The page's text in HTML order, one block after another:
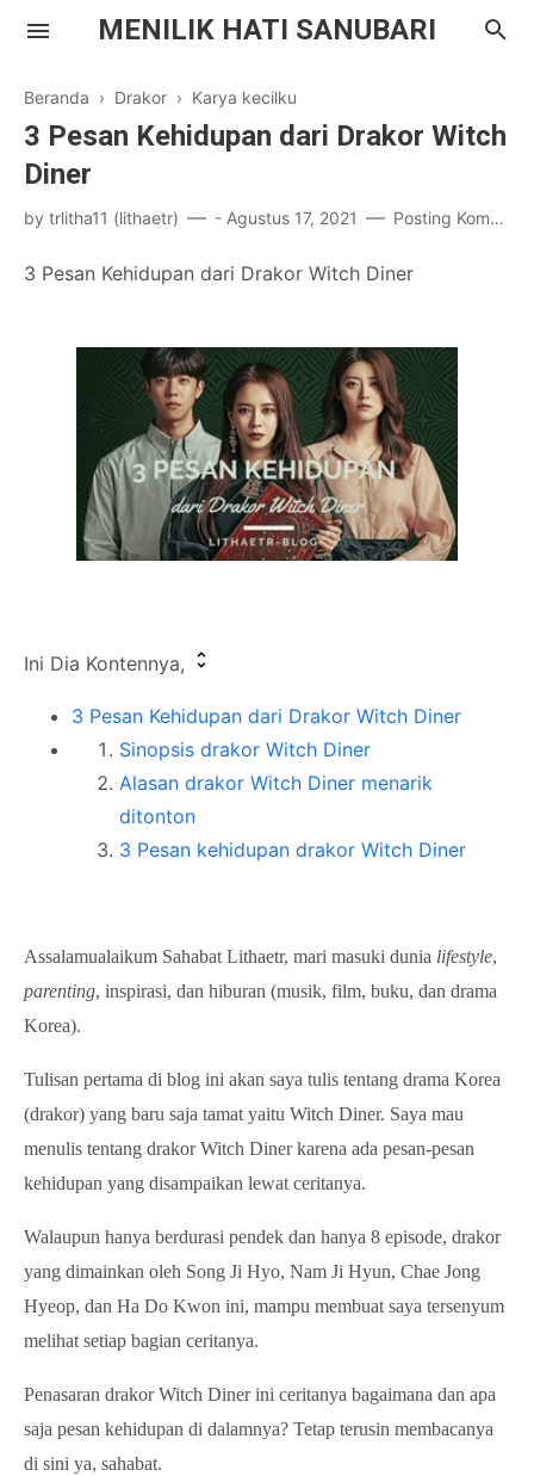
MENILIK HATI SANUBARI
Parenting
Inspirasi
Beranda › Drakor › Karya kecilku
3 Pesan Kehidupan dari Drakor Witch
Diner
by trlitha11 (lithaetr) - Agustus 17, 2021 Posting Komentar
3 Pesan Kehidupan dari Drakor Witch Diner
Ini Dia Kontennya,
3 Pesan Kehidupan dari Drakor Witch Diner
Sinopsis drakor Witch Diner
Alasan drakor Witch Diner menarik
ditonton
3 Pesan kehidupan drakor Witch Diner
Assalamualaikum Sahabat Lithaetr, mari masuki dunia lifestyle,
parenting, inspirasi, dan hiburan (musik, film, buku, dan drama
Korea).
Tulisan pertama di blog ini akan saya tulis tentang drama Korea
(drakor) yang baru saja tamat yaitu Witch Diner. Saya mau
menulis tentang drakor Witch Diner karena ada pesan-pesan
kehidupan yang disampaikan lewat ceritanya.
Walaupun hanya berdurasi pendek dan hanya 8 episode, drakor
yang dimainkan oleh Song Ji Hyo, Nam Ji Hyun, Chae Jong
Hyeop, dan Ha Do Kwon ini, mampu membuat saya tersenyum
melihat setiap bagian ceritanya.
Penasaran drakor Witch Diner ini ceritanya bagaimana dan apa
saja pesan kehidupan di dalamnya? Tetap terusin membacanya
di sini ya, sahabat.